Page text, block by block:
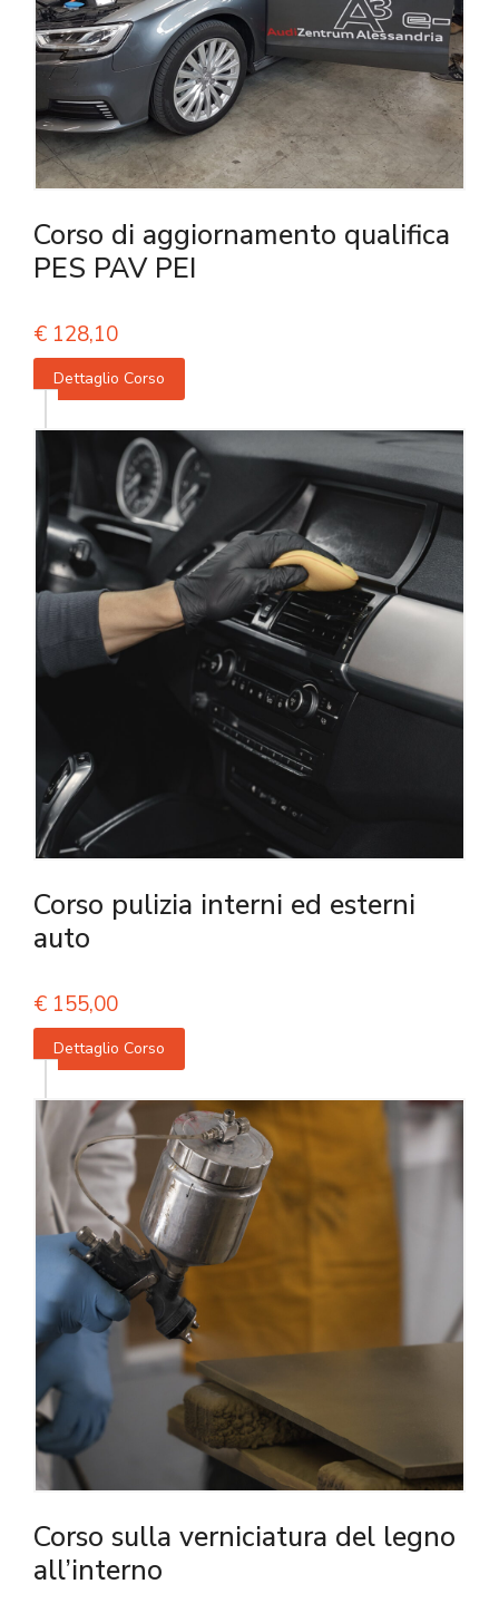
Corso di aggiornamento qualifica
PES PAV PEI
€ 128,10
Dettaglio Corso
Corso pulizia interni ed esterni
auto
€ 155,00
Dettaglio Corso
Corso sulla verniciatura del legno
all’interno